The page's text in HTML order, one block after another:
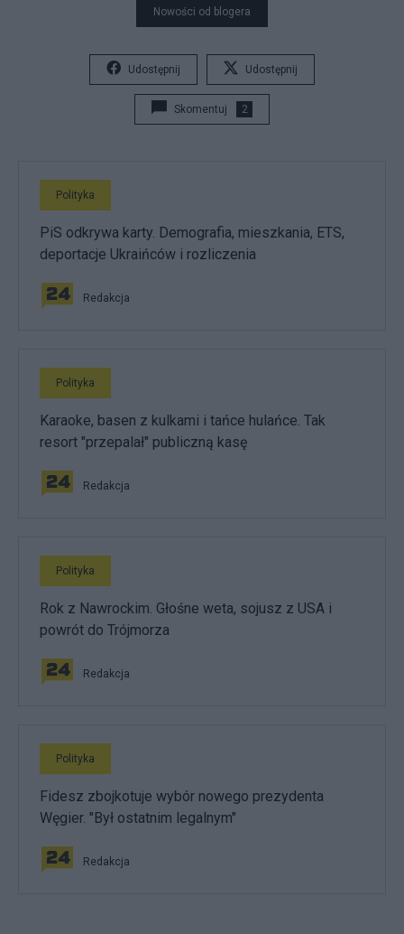
Nowości od blogera
Udostępnij Udostępnij
Skomentuj 2
Polityka
PiS odkrywa karty. Demografia, mieszkania, ETS,
deportacje Ukraińców i rozliczenia
Redakcja
Polityka
Karaoke, basen z kulkami i tańce hulańce. Tak
resort "przepalał" publiczną kasę
Redakcja
Polityka
Rok z Nawrockim. Głośne weta, sojusz z USA i
powrót do Trójmorza
Redakcja
Polityka
Fidesz zbojkotuje wybór nowego prezydenta
Węgier. "Był ostatnim legalnym"
Redakcja